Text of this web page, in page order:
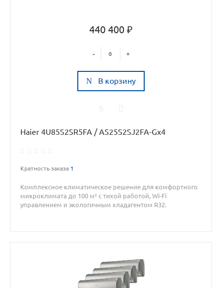
440 400 ₽
- +
В корзину
Haier 4U85S2SR5FA / AS25S2SJ2FA-Gx4
Кратность заказа 1
Комплексное климатическое решение для комфортного
микроклимата до 100 м² с тихой работой, Wi-Fi
управлением и экологичным хладагентом R32.